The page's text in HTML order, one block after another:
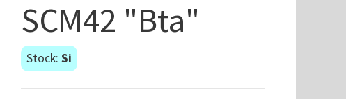
SCM42 "Bta"
Stock: Si